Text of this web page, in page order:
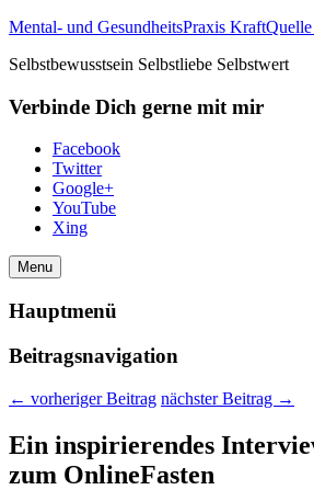
Mental- und GesundheitsPraxis KraftQuelle
Selbstbewusstsein Selbstliebe Selbstwert
Verbinde Dich gerne mit mir
Facebook
Twitter
Google+
YouTube
Xing
Menu
Hauptmenü
Beitragsnavigation
← vorheriger Beitrag nächster Beitrag →
Ein inspirierendes
zum OnlineFasten